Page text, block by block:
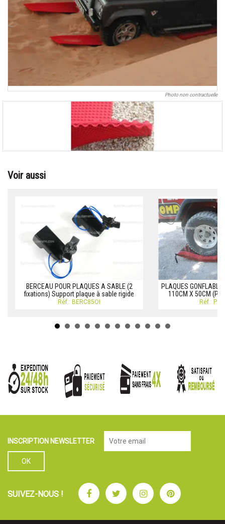
Photo non contractuelle
Voir aussi
BERCEAU POUR PLAQUES A SABLE (2
fixations) Support plaque à sable rigide
Réf.: BERC85OI
PLAQUES
110CM X 50CM
Réf.:
INSCRIPTION NEWSLETTER
SUIVEZ-NOUS ! FacebookTwitterInstagramPinterest